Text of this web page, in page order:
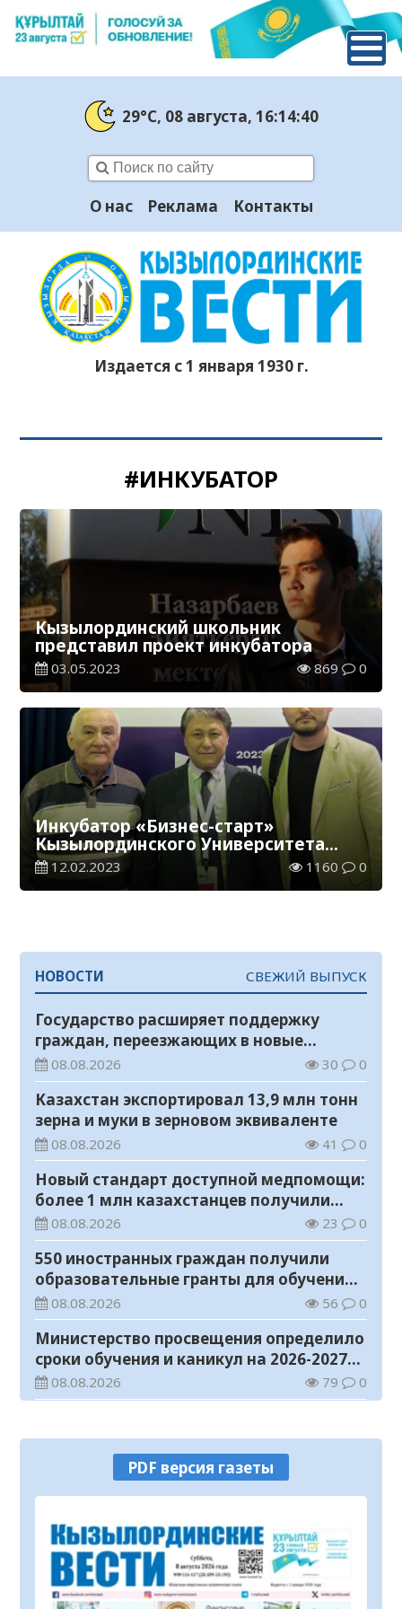
29°C, 08 августа, 16:14:40
О нас Реклама Контакты
Издается с 1 января 1930 г.
#ИНКУБАТОР
Кызылординский школьник
представил проект инкубатора
03.05.2023 869 0
Инкубатор «Бизнес-старт»
Кызылординского Университета
имени Коркыт ата стал членом
бизнес-инкубаторов РК
12.02.2023 1160 0
НОВОСТИ СВЕЖИЙ ВЫПУСК
Государство расширяет поддержку
граждан, переезжающих в новые
регионы для работы
08.08.2026 30 0
Казахстан экспортировал 13,9 млн тонн
зерна и муки в зерновом эквиваленте
08.08.2026 41 0
Новый стандарт доступной медпомощи:
более 1 млн казахстанцев получили
телемедицинские услуги
08.08.2026 23 0
550 иностранных граждан получили
образовательные гранты для обучения в
Казахстане
08.08.2026 56 0
Министерство просвещения определило
сроки обучения и каникул на 2026-2027
учебный год
08.08.2026 79 0
08.08.2026 33 0
У граждан высокие ожидания от
выборов в Курултай – опрос
общественного мнения
07.08.2026
В Жанакоргане введена в эксплуатацию
водораспределительная станция
07.08.2026 105
PDF версия газеты